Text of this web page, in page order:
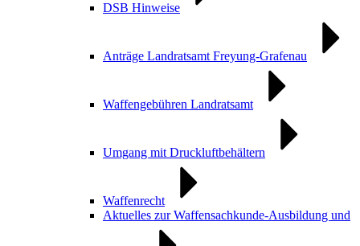
DSB Hinweise
Anträge Landratsamt Freyung-Grafenau
Waffengebühren Landratsamt
Umgang mit Druckluftbehältern
Waffenrecht
Aktuelles zur Waffensachkunde-Ausbildung und